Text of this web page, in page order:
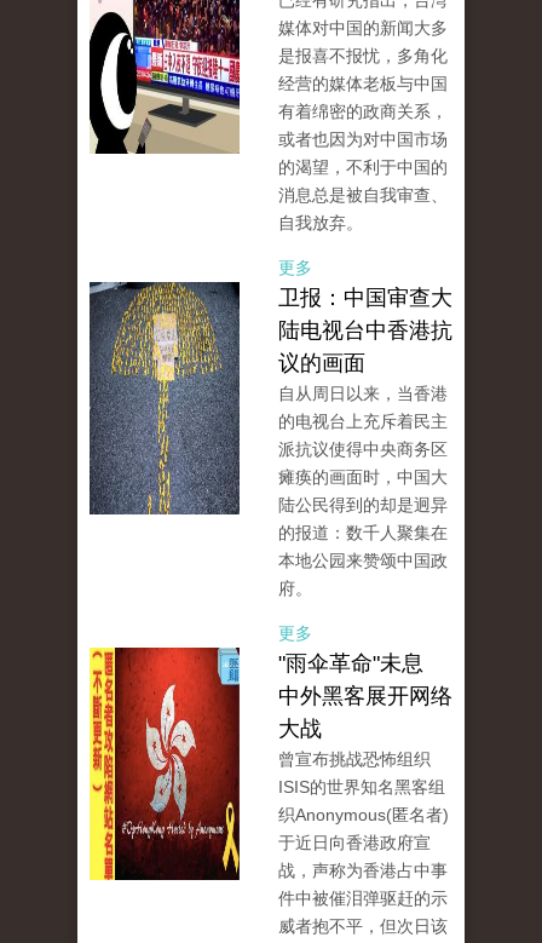
媒体对中国的新闻大多
是报喜不报忧，多角化
经营的媒体老板与中国
有着绵密的政商关系，
或者也因为对中国市场
的渴望，不利于中国的
消息总是被自我审查、
自我放弃。
更多
卫报：中国审查大
陆电视台中香港抗
议的画面
自从周日以来，当香港
的电视台上充斥着民主
派抗议使得中央商务区
瘫痪的画面时，中国大
陆公民得到的却是迥异
的报道：数千人聚集在
本地公园来赞颂中国政
府。
更多
"雨伞革命"未息
中外黑客展开网络
大战
曾宣布挑战恐怖组织
ISIS的世界知名黑客组
织Anonymous(匿名者)
于近日向香港政府宣
战，声称为香港占中事
件中被催泪弹驱赶的示
威者抱不平，但次日该